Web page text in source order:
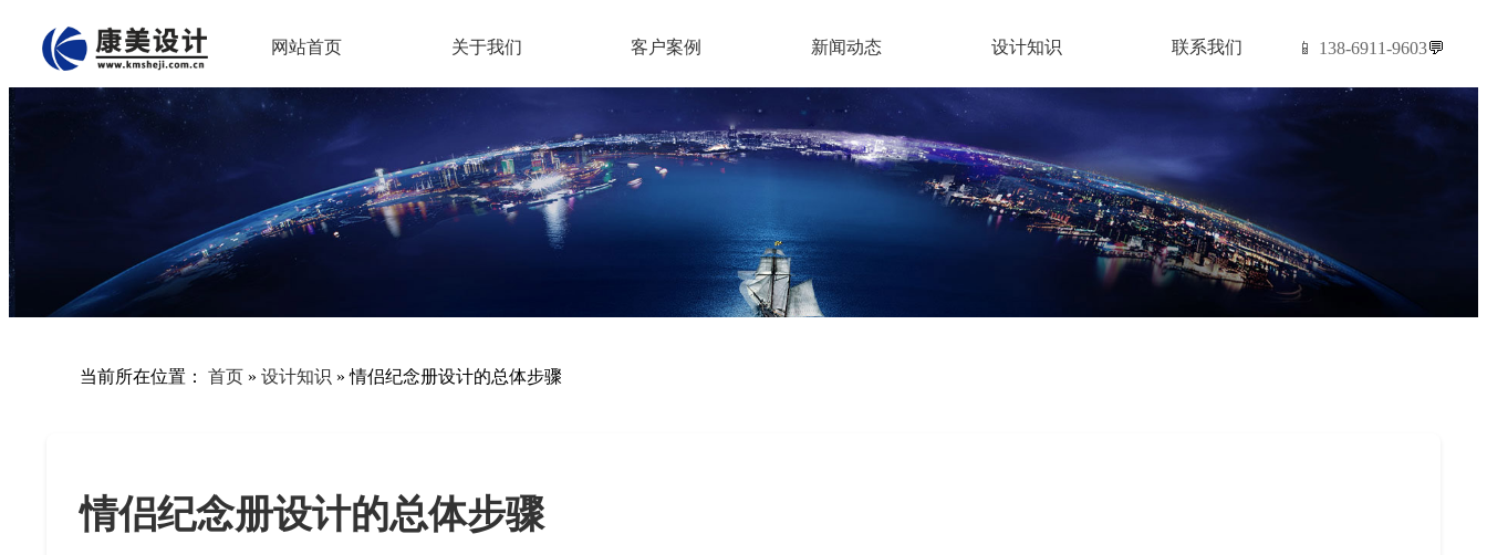
网站首页 关于我们 客户案例 新闻动态 设计知识 联系我们 📱 138-6911-9603💬
当前所在位置： 首页 » 设计知识 »情侣纪念册设计的总体步骤
情侣纪念册设计的总体步骤